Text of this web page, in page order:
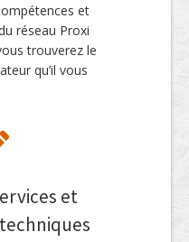
et
réseau Proxi
trouverez le
qu’il vous
et